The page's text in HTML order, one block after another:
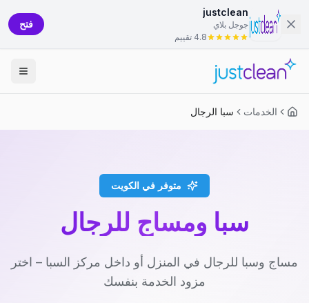
justclean
جوجل بلاي
4.8 تقييم
فتح
الخدمات سبا الرجال
متوفر في الكويت
سبا ومساج للرجال
مساج وسبا للرجال في المنزل أو داخل مركز السبا – اختر
مزود الخدمة بنفسك